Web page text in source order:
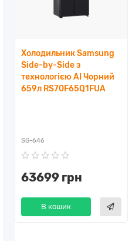
Холодильник Samsung
Side-by-Side з
технологією AI Чорний
659л RS70F65Q1FUA
SG-646
63699 грн
В кошик